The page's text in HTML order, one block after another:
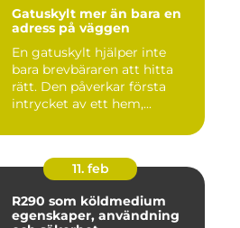
Gatuskylt mer än bara en
adress på väggen
En gatuskylt hjälper inte
bara brevbäraren att hitta
rätt. Den påverkar första
intrycket av ett hem,...
11. feb
R290 som köldmedium
egenskaper, användning